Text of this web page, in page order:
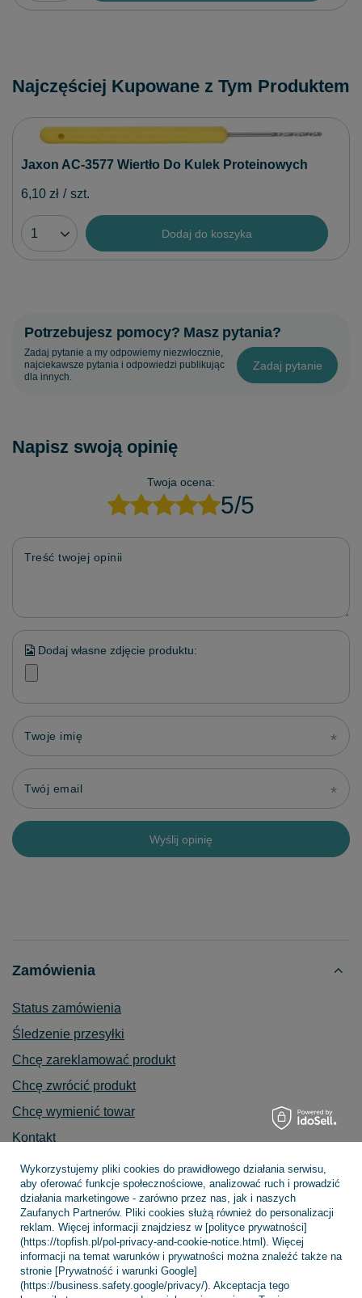
Najczęściej Kupowane z Tym Produktem
Jaxon AC-3577 Wiertło Do Kulek Proteinowych
6,10 zł / szt.
Dodaj do koszyka
Potrzebujesz pomocy? Masz pytania?
Zadaj pytanie a my odpowiemy niezwłocznie,
najciekawsze pytania i odpowiedzi publikując
dla innych.
Zadaj pytanie
Napisz swoją opinię
Twoja ocena:
5/5
Treść twojej opinii
Dodaj własne zdjęcie produktu:
Twoje imię
Twój email
Wyślij opinię
Zamówienia
Status zamówienia
Śledzenie przesyłki
Chcę zareklamować produkt
Chcę zwrócić produkt
Chcę wymienić towar
Kontakt
Konto
Regulaminy
Wykorzystujemy pliki cookies do prawidłowego działania serwisu,
aby oferować funkcje społecznościowe, analizować ruch i prowadzić
działania marketingowe - zarówno przez nas, jak i naszych
Zaufanych Partnerów. Pliki cookies służą również do personalizacji
reklam. Więcej informacji znajdziesz w [polityce prywatności]
(https://topfish.pl/pol-privacy-and-cookie-notice.html). Więcej
informacji na temat warunków i prywatności można znaleźć także na
stronie [Prywatność i warunki Google]
(https://business.safety.google/privacy/). Akceptacja tego